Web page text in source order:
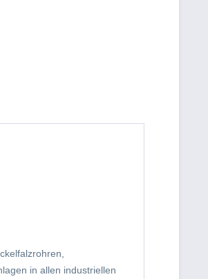
in allen industriellen